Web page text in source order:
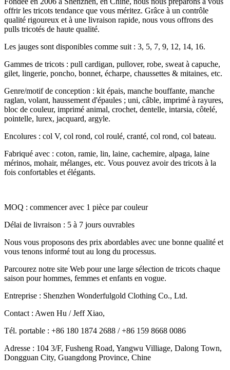
offrir les tricots tendance que vous méritez. Grâce à un contrôle
qualité rigoureux et à une livraison rapide, nous vous offrons des
pulls tricotés de haute qualité.
Les jauges sont disponibles comme suit : 3, 5, 7, 9, 12, 14, 16.
Gammes de tricots : pull cardigan, pullover, robe, sweat à capuche,
gilet, lingerie, poncho, bonnet, écharpe, chaussettes & mitaines, etc.
Genre/motif de conception : kit épais, manche bouffante, manche
raglan, volant, haussement d'épaules ; uni, câble, imprimé à rayures,
bloc de couleur, imprimé animal, crochet, dentelle, intarsia, côtelé,
pointelle, lurex, jacquard, argyle.
Encolures : col V, col rond, col roulé, cranté, col rond, col bateau.
Fabriqué avec : coton, ramie, lin, laine, cachemire, alpaga, laine
mérinos, mohair, mélanges, etc. Vous pouvez avoir des tricots à la
fois confortables et élégants.
MOQ : commencer avec 1 pièce par couleur
Délai de livraison : 5 à 7 jours ouvrables
Nous vous proposons des prix abordables avec une bonne qualité et
vous tenons informé tout au long du processus.
Parcourez notre site Web pour une large sélection de tricots chaque
saison pour hommes, femmes et enfants en vogue.
Entreprise : Shenzhen Wonderfulgold Clothing Co., Ltd.
Contact : Awen Hu / Jeff Xiao,
Tél. portable : +86 180 1874 2688 / +86 159 8668 0086
Adresse : 104 3/F, Fusheng Road, Yangwu Villiage, Dalong Town,
Dongguan City, Guangdong Province, Chine